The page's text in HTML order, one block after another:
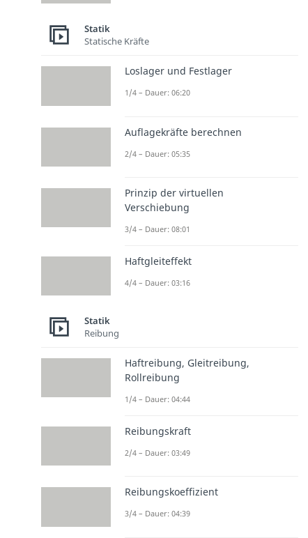
Statik
Statische Kräfte
Loslager und Festlager
1/4 – Dauer: 06:20
Auflagekräfte berechnen
2/4 – Dauer: 05:35
Prinzip der virtuellen
Verschiebung
3/4 – Dauer: 08:01
Haftgleiteffekt
4/4 – Dauer: 03:16
Statik
Reibung
Haftreibung, Gleitreibung,
Rollreibung
1/4 – Dauer: 04:44
Reibungskraft
2/4 – Dauer: 03:49
Reibungskoeffizient
3/4 – Dauer: 04:39